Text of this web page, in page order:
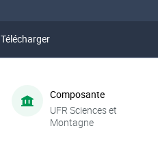
Télécharger
Composante
UFR Sciences et
Montagne